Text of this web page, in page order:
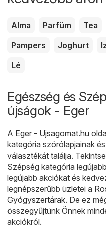
Alma Parfüm Tea
Pampers
Joghurt
Lé
Egészség és
újságok - Eger
A Eger - Ujsagomat.hu
kategória szórólapjainak
választékát találja.
Szépség kategória
legújabb akciókat és
legnépszerűbb üzletei a
Gyógyszertárak. De ez
összegyűjtünk Önnek
akciókról.